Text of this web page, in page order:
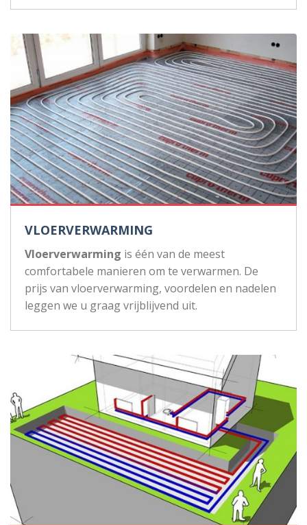
VLOERVERWARMING
Vloerverwarming is één van de meest
comfortabele manieren om te verwarmen. De
prijs van vloerverwarming, voordelen en nadelen
leggen we u graag vrijblijvend uit.